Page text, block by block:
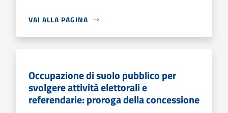
VAI ALLA PAGINA
Occupazione di suolo pubblico per
svolgere attività elettorali e
referendarie: proroga della concessione